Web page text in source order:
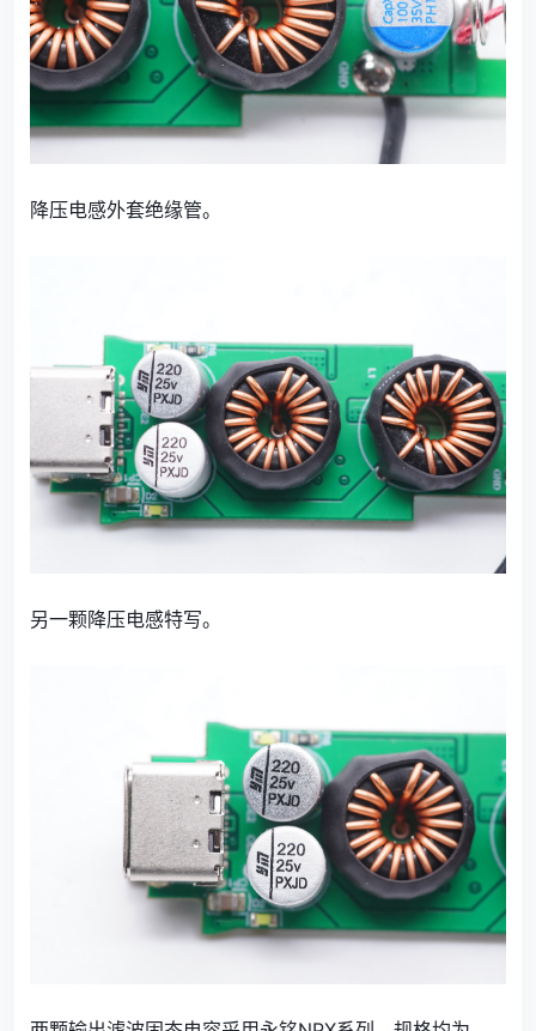
降压电感外套绝缘管。
另一颗降压电感特写。